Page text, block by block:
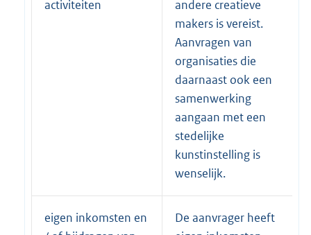
activiteiten
andere creatieve
makers is vereist.
Aanvragen van
organisaties die
daarnaast ook een
samenwerking
aangaan met een
stedelijke
kunstinstelling is
wenselijk.
eigen inkomsten en
De aanvrager heeft